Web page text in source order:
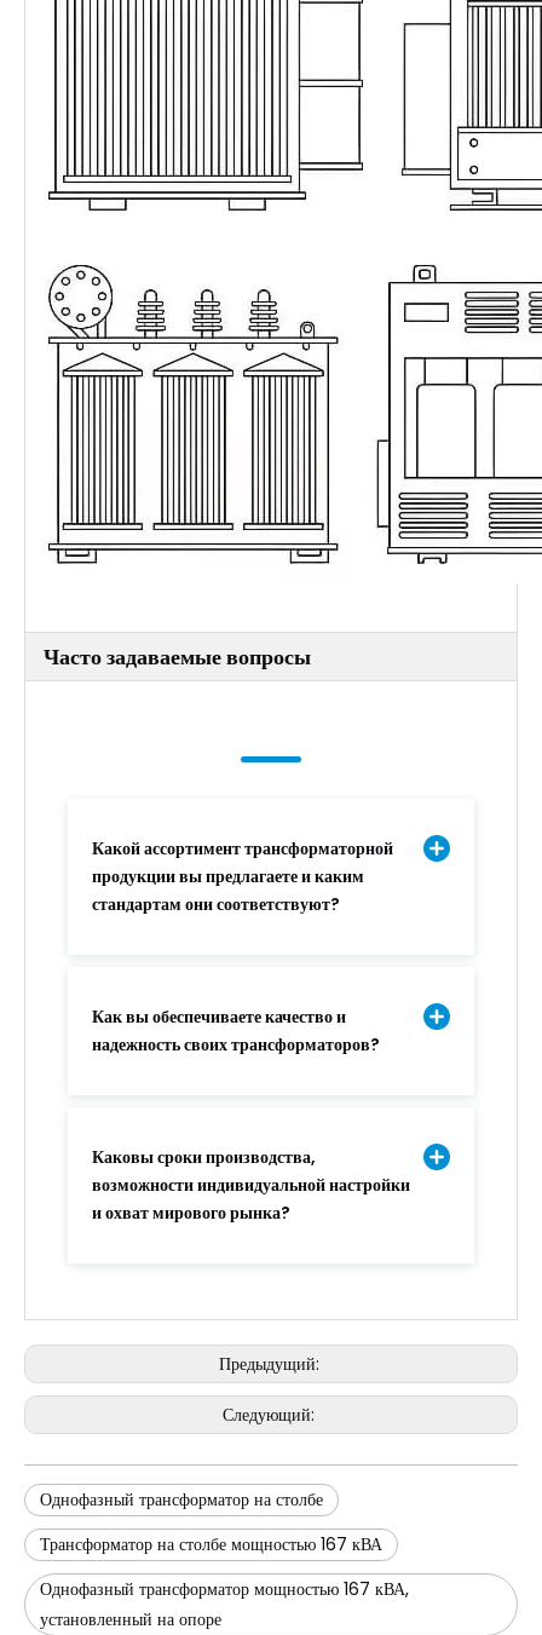
Часто задаваемые вопросы
Какой ассортимент трансформаторной
продукции вы предлагаете и каким
стандартам они соответствуют?
Как вы обеспечиваете качество и
надежность своих трансформаторов?
Каковы сроки производства,
возможности индивидуальной настройки
и охват мирового рынка?
Предыдущий:
Следующий:
Однофазный трансформатор на столбе
Трансформатор на столбе мощностью 167 кВА
Однофазный трансформатор мощностью 167 кВА,
установленный на опоре